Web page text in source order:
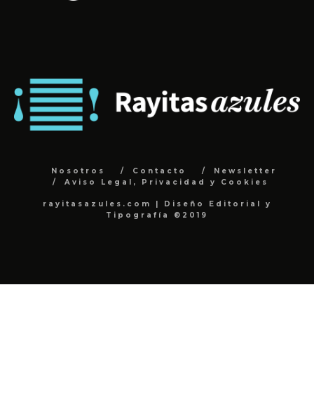
Nosotros Contacto
Newsletter
Aviso Legal, Privacidad y Cookies
rayitasazules.com | Diseño Editorial y
Tipografía ©2019